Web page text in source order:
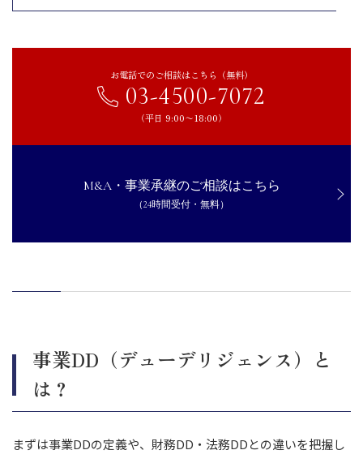
市場分析と評価
事業DDの分析手法
事業DDを専門家に依頼する際の費用相場
事前準備を徹底し情報開示の精度を高める
リスクとシナジーを見極めて意思決定に活かす
お電話でのご相談はこちら（無料）
03-4500-7072
（平日 9:00〜18:00）
M&A・事業承継のご相談はこちら
（24時間受付・無料）
事業DD（デューデリジェンス）と
は？
まずは事業DDの定義や、財務DD・法務DDとの違いを把握し